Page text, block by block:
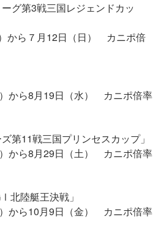
グ第3戦三国レジェンドカッ
から７月12日（日） カニポ倍
から8月19日（水） カニポ倍率
第11戦三国プリンセスカップ」
から8月29日（土） カニポ倍率
陸艇王決戦」
から10月9日（金） カニポ倍率